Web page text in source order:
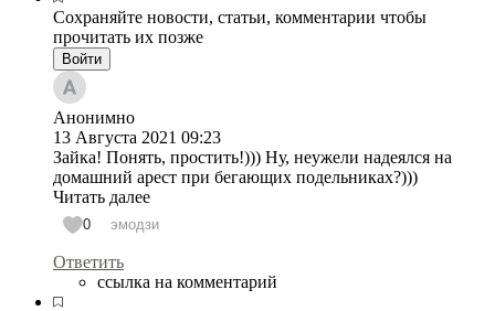
Сохраняйте новости, статьи, комментарии чтобы
прочитать их позже
Войти
Анонимно
13 Августа 2021 09:23
Зайка! Понять, простить!))) Ну, неужели надеялся на
домашний арест при бегающих подельниках?)))
Читать далее
0 эмодзи
Ответить
ссылка на комментарий